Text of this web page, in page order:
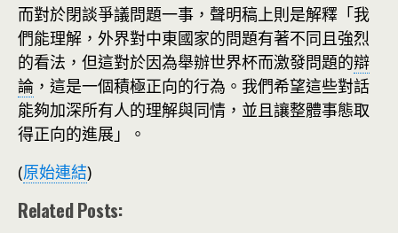
而對於閉談爭議問題一事，聲明稿上則是解釋「我
們能理解，外界對中東國家的問題有著不同且強烈
的看法，但這對於因為舉辦世界杯而激發問題的辯
論 ，這是一個積極正向的行為。我們希望這些對話
能夠加深所有人的理解與同情，並且讓整體事態取
得正向的進展」。
(原始連結)
Related Posts: